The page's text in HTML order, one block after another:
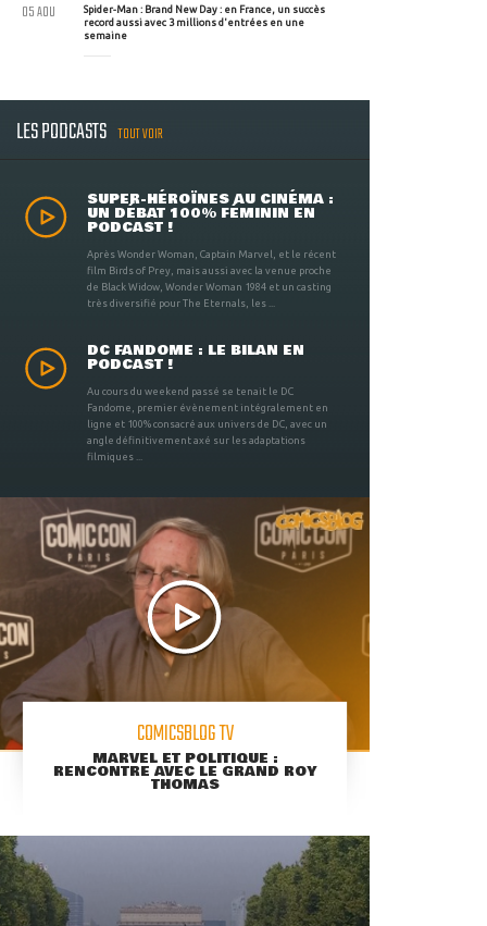
Spider-Man : Brand New Day : en France, un succès
record aussi avec 3 millions d'entrées en une
semaine
05 AOU
LES PODCASTS TOUT VOIR
SUPER-HÉROÏNES AU CINÉMA :
UN DÉBAT 100% FÉMININ EN
PODCAST !
Après Wonder Woman, Captain Marvel, et le récent
film Birds of Prey, mais aussi avec la venue proche
de Black Widow, Wonder Woman 1984 et un casting
très diversifié pour The Eternals, les ...
DC FANDOME : LE BILAN EN
PODCAST !
Au cours du weekend passé se tenait le DC
Fandome, premier évènement intégralement en
ligne et 100% consacré aux univers de DC, avec un
angle définitivement axé sur les adaptations
filmiques ...
COMICSBLOG TV
MARVEL ET POLITIQUE :
RENCONTRE AVEC LE GRAND ROY
THOMAS